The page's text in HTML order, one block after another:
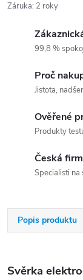
Záruka: 2 roky
99,8 %
Proč
Jistota,
Ověřené
Produkty
Česká
Specialisti na
Popis produktu
Svěrka